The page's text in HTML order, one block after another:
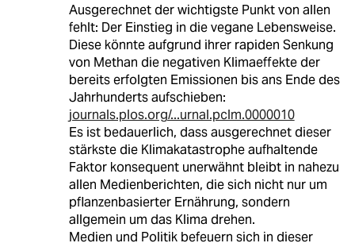
Ausgerechnet der wichtigste Punkt von allen
fehlt: Der Einstieg in die vegane Lebensweise.
Diese könnte aufgrund ihrer rapiden Senkung
von Methan die negativen Klimaeffekte der
bereits erfolgten Emissionen bis ans Ende des
Jahrhunderts aufschieben:
journals.plos.org/...urnal.pclm.0000010
Es ist bedauerlich, dass ausgerechnet dieser
stärkste die Klimakatastrophe aufhaltende
Faktor konsequent unerwähnt bleibt in nahezu
allen Medienberichten, die sich nicht nur um
pflanzenbasierter Ernährung, sondern
allgemein um das Klima drehen.
Medien und Politik befeuern sich in dieser